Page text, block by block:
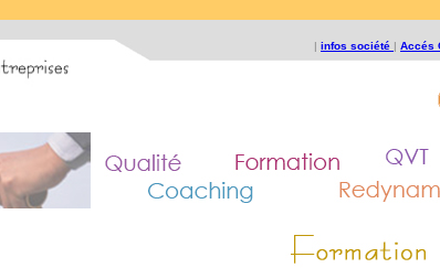
| infos société | Accés